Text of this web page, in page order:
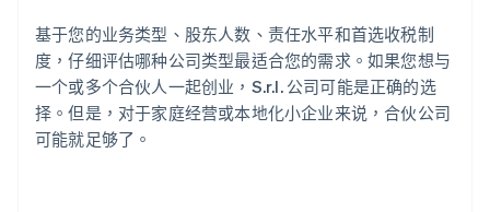
基于您的业务类型、股东人数、责任水平和首选收税制
度，仔细评估哪种公司类型最适合您的需求。如果您想与
一个或多个合伙人一起创业，S.r.l. 公司可能是正确的选
择。但是，对于家庭经营或本地化小企业来说，合伙公司
可能就足够了。